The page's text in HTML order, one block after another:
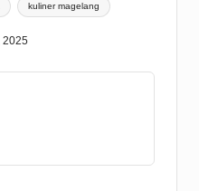
kuliner magelang
2025